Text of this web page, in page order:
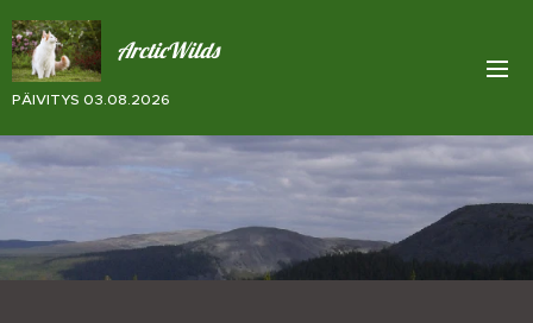
ArcticWilds
PÄIVITYS 03.08.2026